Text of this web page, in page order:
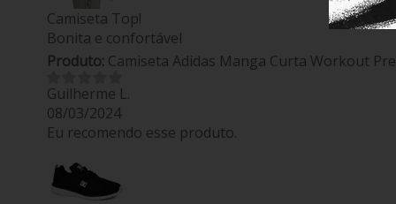
Camiseta Top!
Bonita e confortável
Produto: Camiseta Adidas Manga Curta Workout
Guilherme L.
08/03/2024
Eu recomendo esse produto.